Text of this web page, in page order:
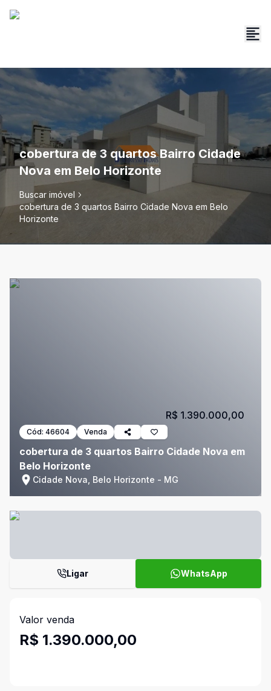
cobertura de 3 quartos Bairro Cidade
Nova em Belo Horizonte
Buscar imóvel
cobertura de 3 quartos Bairro Cidade Nova em Belo
Horizonte
Cód: 46604 Venda
cobertura de 3 quartos Bairro Cidade Nova em
Belo Horizonte
Cidade Nova, Belo Horizonte - MG
R$ 1.390.000,00
Ligar WhatsApp
Valor venda
R$ 1.390.000,00